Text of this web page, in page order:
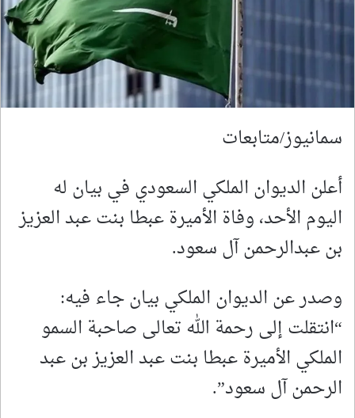
سمانيوز/متابعات
أعلن الديوان الملكي السعودي في بيان له
اليوم الأحد، وفاة الأميرة عبطا بنت عبد العزيز
بن عبدالرحمن آل سعود.
وصدر عن الديوان الملكي بيان جاء فيه:
“انتقلت إلى رحمة الله تعالى صاحبة السمو
الملكي الأميرة عبطا بنت عبد العزيز بن عبد
الرحمن آل سعود”.